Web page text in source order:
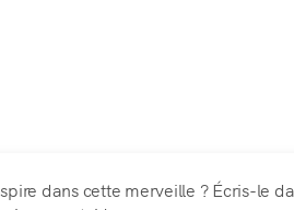
dans cette merveille ? Écris-le